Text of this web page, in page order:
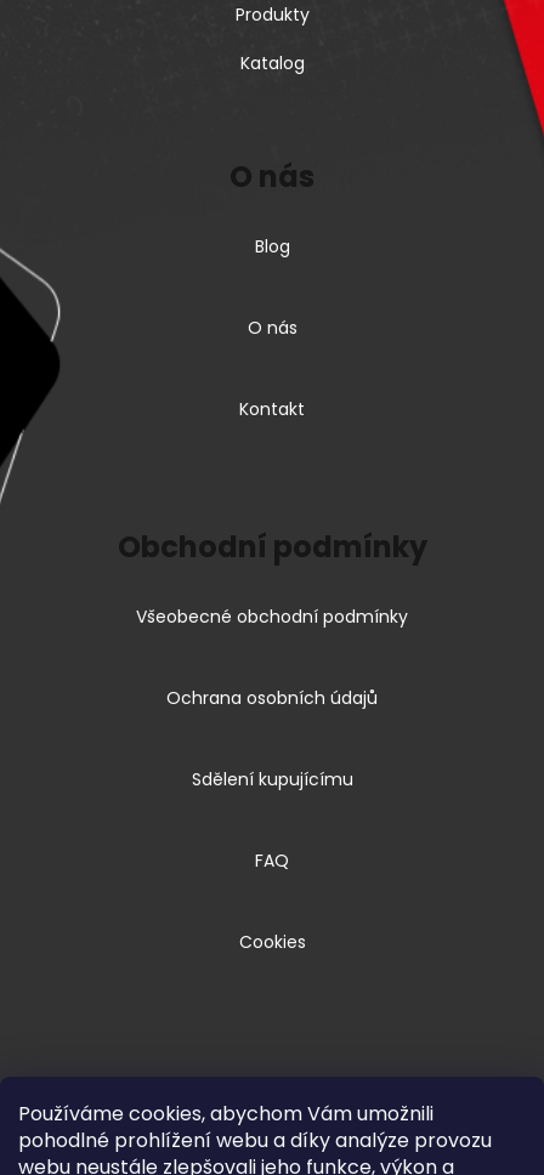
Používáme cookies, abychom Vám umožnili
pohodlné prohlížení webu a díky analýze provozu
webu neustále zlepšovali jeho funkce, výkon a
Produkty
Katalog
O nás
Blog
O nás
Kontakt
Obchodní podmínky
Všeobecné obchodní podmínky
Ochrana osobních údajů
Sdělení kupujícímu
FAQ
Cookies